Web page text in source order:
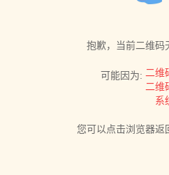
抱歉，当前二维码
可能因为: 二维
二维
系
您可以点击浏览器返